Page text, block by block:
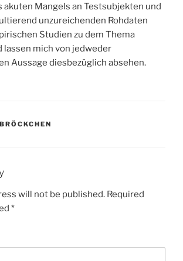
Mangels an Testsubjekten und
unzureichenden Rohdaten
Studien zu dem Thema
lassen mich von jedweder
Aussage diesbezüglich absehen.
will not be published. Required
*